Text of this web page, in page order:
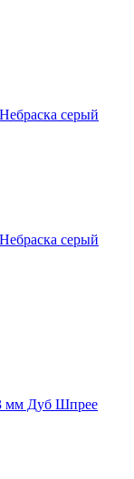
серый
серый
мм Дуб Шпрее